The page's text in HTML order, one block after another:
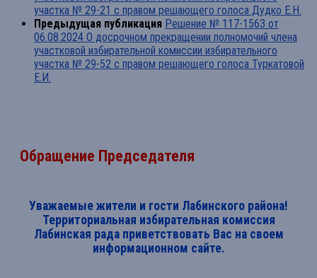
участка № 29-21 с правом решающего голоса Дудко Е.Н.
Предыдущая публикация Решение № 117-1563 от
06.08.2024 О досрочном прекращении полномочий члена
участковой избирательной комиссии избирательного
участка № 29-52 с правом решающего голоса Туркатовой
Е.И.
Обращение Председателя
Уважаемые жители и гости Лабинского района!
Территориальная избирательная комиссия
Лабинская рада приветствовать Вас на своем
информационном сайте.